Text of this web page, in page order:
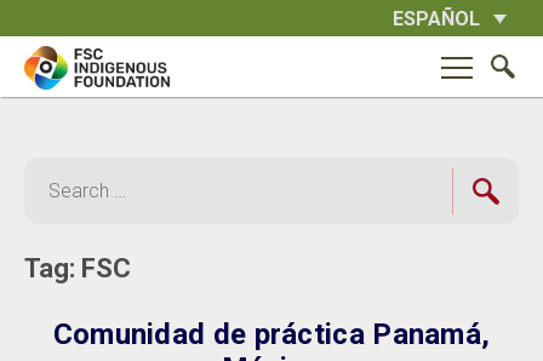
to
content
ESPAÑOL
for:
Tag: FSC
Comunidad de práctica Panamá,